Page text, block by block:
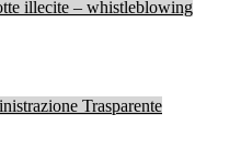
illecite – whistleblowing
Trasparente